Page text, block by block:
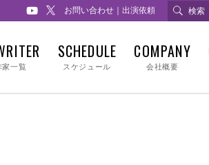
お問い合わせ｜出演依頼
家一覧
SCHEDULE
スケジュール
COMPANY
会社概要